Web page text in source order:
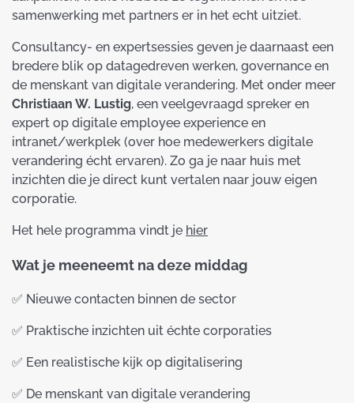
samenwerking met partners er in het echt uitziet.
Consultancy- en expertsessies geven je daarnaast een
bredere blik op datagedreven werken, governance en
de menskant van digitale verandering. Met onder meer
Christiaan W. Lustig, een veelgevraagd spreker en
expert op digitale employee experience en
intranet/werkplek (over hoe medewerkers digitale
verandering écht ervaren). Zo ga je naar huis met
inzichten die je direct kunt vertalen naar jouw eigen
corporatie.
Het hele programma vindt je hier
Wat je meeneemt na deze middag
✅ Nieuwe contacten binnen de sector
✅ Praktische inzichten uit échte corporaties
✅ Een realistische kijk op digitalisering
✅ De menskant van digitale verandering